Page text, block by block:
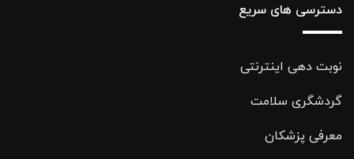
دسترسی های سریع
نوبت دهی اینترنتی
گردشگری سلامت
معرفی پزشکان